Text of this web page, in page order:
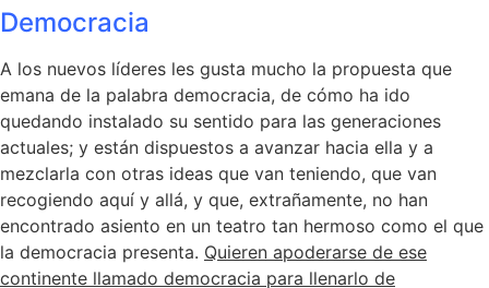
Democracia
A los nuevos líderes les gusta mucho la propuesta que
emana de la palabra democracia, de cómo ha ido
quedando instalado su sentido para las generaciones
actuales; y están dispuestos a avanzar hacia ella y a
mezclarla con otras ideas que van teniendo, que van
recogiendo aquí y allá, y que, extrañamente, no han
encontrado asiento en un teatro tan hermoso como el que
la democracia presenta. Quieren apoderarse de ese
continente llamado democracia para llenarlo de